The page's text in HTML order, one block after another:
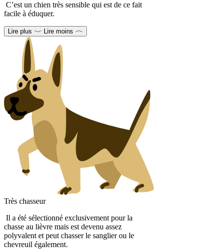
C’est un chien très sensible qui est de ce fait
facile à éduquer.
Lire plus Lire moins
Très chasseur
Il a été sélectionné exclusivement pour la
chasse au lièvre mais est devenu assez
polyvalent et peut chasser le sanglier ou le
chevreuil également.